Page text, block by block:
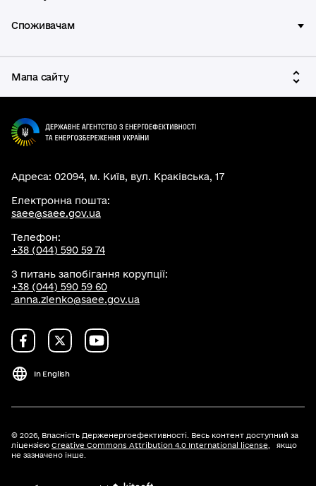
Споживачам
Мапа сайту
Адреса: 02094, м. Київ, вул. Краківська, 17
Електронна пошта:
saee@saee.gov.ua
Телефон:
+38 (044) 590 59 74
З питань запобігання корупції:
+38 (044) 590 59 60
anna.zlenko@saee.gov.ua
In English
© 2026, Власність Держенергоефективності. Весь контент доступний за
ліцензією Creative Commons Attribution 4.0 International license , якщо
не зазначено інше.